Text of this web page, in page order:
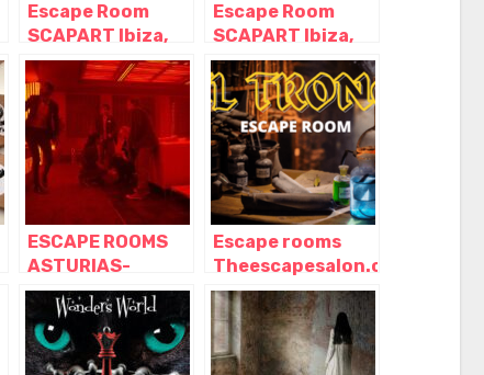
Escape Room
SCAPART Ibiza,
Ibiza – Islas
Baleares
Escape Room
SCAPART Ibiza,
Ibiza – Islas
Baleares
ESCAPE ROOMS
ASTURIAS-
Escape room
Gijon, Gijón –
Asturias
Escape rooms
Theescapesalon.com,
tus salas de
escape para
grupos en
Barcelona y